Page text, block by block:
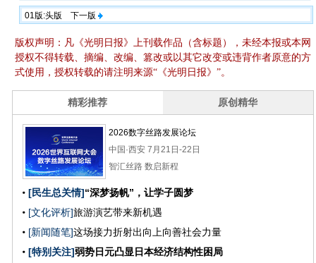
01版:头版 下一版
版权声明：凡《光明日报》上刊载作品（含标题），未经本报或本网
授权不得转载、摘编、改编、篡改或以其它改变或违背作者原意的方
式使用，授权转载的请注明来源“《光明日报》”。